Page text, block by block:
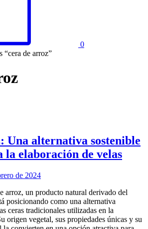
0
“cera de arroz”
Una alternativa sostenible
elaboración de velas
de 2024
arroz, un producto natural derivado del
posicionando como una alternativa
ceras tradicionales utilizadas en la
origen vegetal, sus propiedades únicas y su